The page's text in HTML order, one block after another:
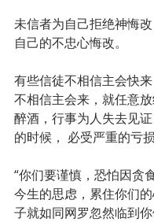
未信者为自己拒绝神悔
自己的不忠心悔改。
有些信徒不相信主会快
不相信主会来，就任意
醉酒，行事为人失去见
的时候， 必受严重的亏损
“你们要谨慎，恐怕因贪
今生的思虑，累住你们
子就如同网罗忽然临到